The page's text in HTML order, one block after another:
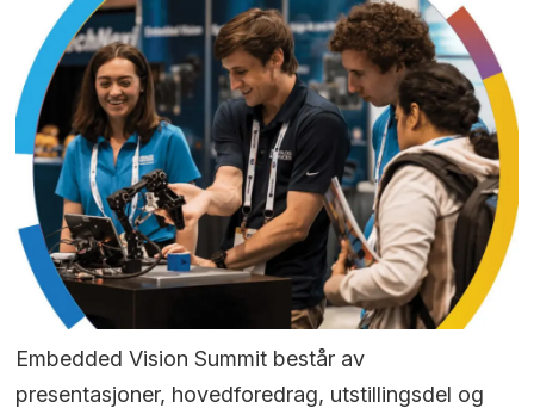
Embedded Vision Summit består av
presentasjoner, hovedforedrag, utstillingsdel og